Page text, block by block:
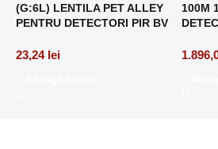
(G:6L) LENTILA PET ALLEY
PENTRU DETECTORI PIR BV
23,24 lei
100M